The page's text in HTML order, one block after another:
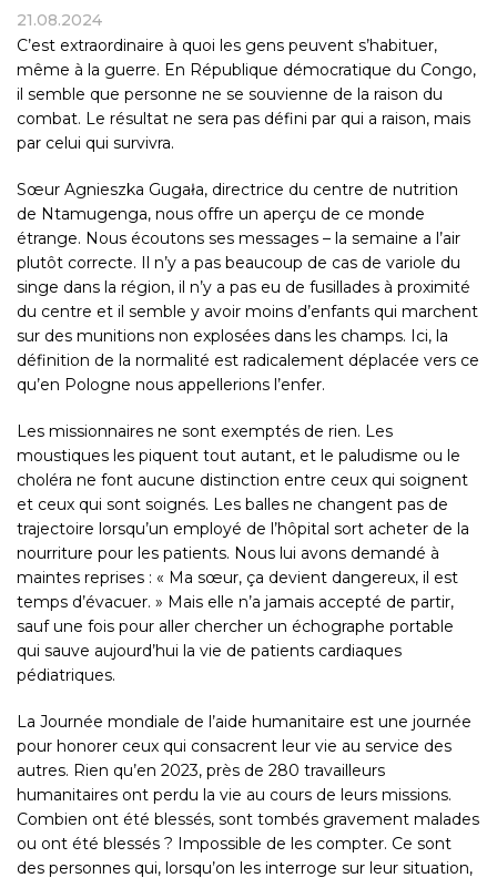
21.08.2024
C’est extraordinaire à quoi les gens peuvent s’habituer,
même à la guerre. En République démocratique du Congo,
il semble que personne ne se souvienne de la raison du
combat. Le résultat ne sera pas défini par qui a raison, mais
par celui qui survivra.
Sœur Agnieszka Gugała, directrice du centre de nutrition
de Ntamugenga, nous offre un aperçu de ce monde
étrange. Nous écoutons ses messages – la semaine a l’air
plutôt correcte. Il n’y a pas beaucoup de cas de variole du
singe dans la région, il n’y a pas eu de fusillades à proximité
du centre et il semble y avoir moins d’enfants qui marchent
sur des munitions non explosées dans les champs. Ici, la
définition de la normalité est radicalement déplacée vers ce
qu’en Pologne nous appellerions l’enfer.
Les missionnaires ne sont exemptés de rien. Les
moustiques les piquent tout autant, et le paludisme ou le
choléra ne font aucune distinction entre ceux qui soignent
et ceux qui sont soignés. Les balles ne changent pas de
trajectoire lorsqu’un employé de l’hôpital sort acheter de la
nourriture pour les patients. Nous lui avons demandé à
maintes reprises : « Ma sœur, ça devient dangereux, il est
temps d’évacuer. » Mais elle n’a jamais accepté de partir,
sauf une fois pour aller chercher un échographe portable
qui sauve aujourd’hui la vie de patients cardiaques
pédiatriques.
La Journée mondiale de l’aide humanitaire est une journée
pour honorer ceux qui consacrent leur vie au service des
autres. Rien qu’en 2023, près de 280 travailleurs
humanitaires ont perdu la vie au cours de leurs missions.
Combien ont été blessés, sont tombés gravement malades
ou ont été blessés ? Impossible de les compter. Ce sont
des personnes qui, lorsqu’on les interroge sur leur situation,